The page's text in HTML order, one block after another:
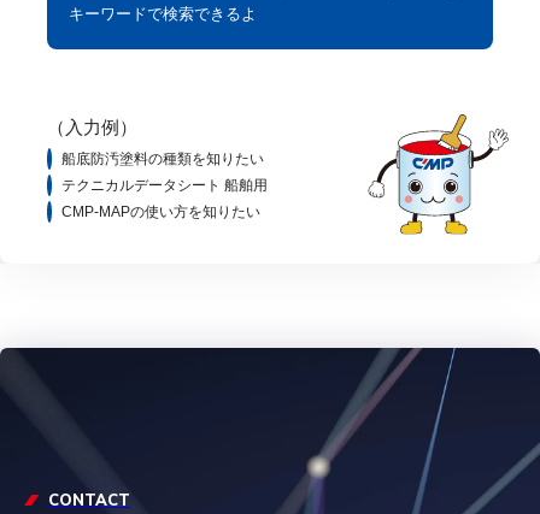
キーワードで検索できるよ
（入力例）
船底防汚塗料の種類を知りたい
テクニカルデータシート 船舶用
CMP-MAPの使い方を知りたい
CONTACT